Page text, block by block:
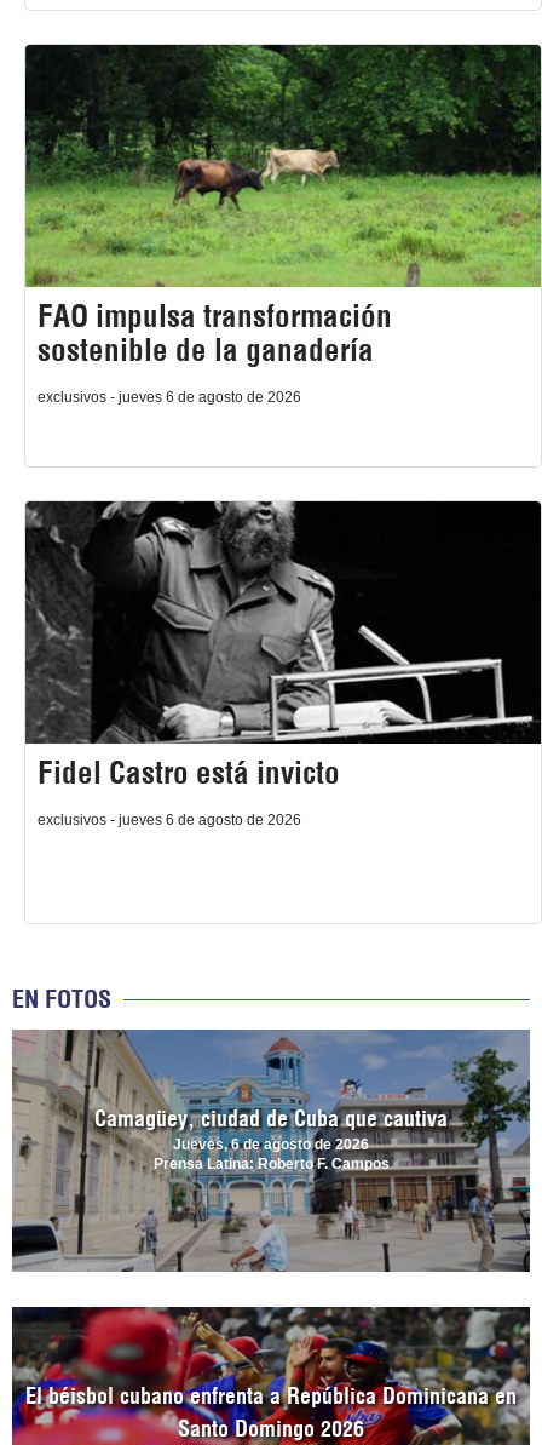
FAO impulsa transformación
sostenible de la ganadería
exclusivos - jueves 6 de agosto de 2026
Fidel Castro está invicto
exclusivos - jueves 6 de agosto de 2026
EN FOTOS
Camagüey, ciudad de Cuba que cautiva
Jueves, 6 de agosto de 2026
Prensa Latina: Roberto F. Campos
El béisbol cubano enfrenta a República Dominicana en
Santo Domingo 2026